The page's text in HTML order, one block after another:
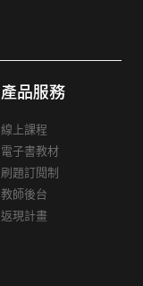
產品服務
線上課程
電子書教材
刷題訂閱制
教師後台
返現計畫